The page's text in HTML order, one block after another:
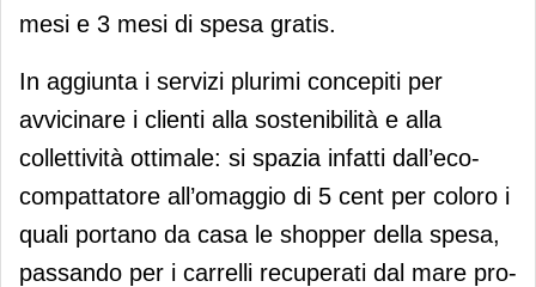
mesi e 3 mesi di spesa gratis.
In aggiunta i servizi plurimi concepiti per
avvicinare i clienti alla sostenibilità e alla
collettività ottimale: si spazia infatti dall’eco-
compattatore all’omaggio di 5 cent per coloro i
quali portano da casa le shopper della spesa,
passando per i carrelli recuperati dal mare pro-